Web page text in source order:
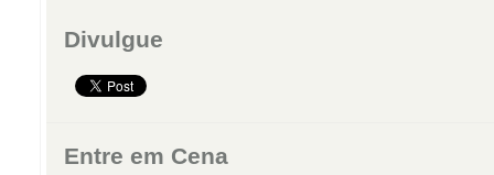
Divulgue
Entre em Cena